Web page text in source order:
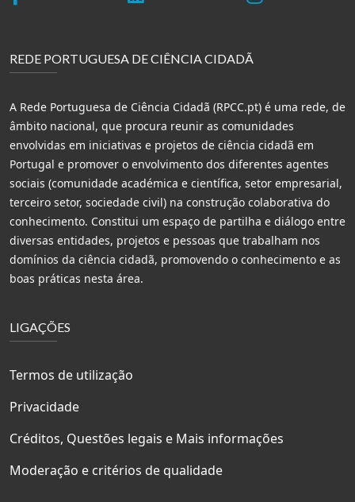
REDE PORTUGUESA DE CIÊNCIA CIDADÃ
A Rede Portuguesa de Ciência Cidadã (RPCC.pt) é uma rede, de
âmbito nacional, que procura reunir as comunidades
envolvidas em iniciativas e projetos de ciência cidadã em
Portugal e promover o envolvimento dos diferentes agentes
sociais (comunidade académica e científica, setor empresarial,
terceiro setor, sociedade civil) na construção colaborativa do
conhecimento. Constitui um espaço de partilha e diálogo entre
diversas entidades, projetos e pessoas que trabalham nos
domínios da ciência cidadã, promovendo o conhecimento e as
boas práticas nesta área.
LIGAÇÕES
Termos de utilização
Privacidade
Créditos, Questões legais e Mais informações
Moderação e critérios de qualidade